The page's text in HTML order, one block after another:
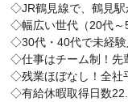
◇JR鶴見線で、鶴見駅
◇幅広い世代（20代～
◇30代・40代で未経
◇仕事はチーム制！先
◇残業ほぼなし！全社
◇有給休暇取得日数